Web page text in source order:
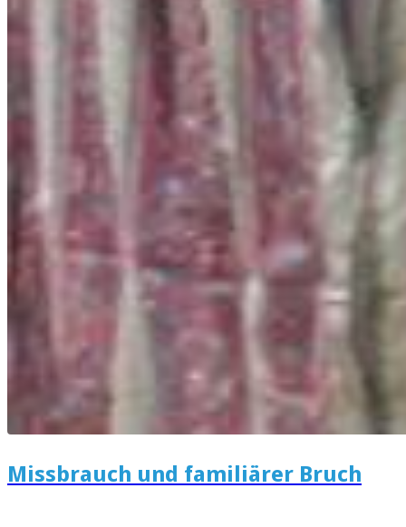
Missbrauch und familiärer Bruch